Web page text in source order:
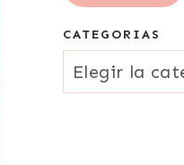
correo
electrónico
{Email}
CATEGORIAS
CATEGORIAS